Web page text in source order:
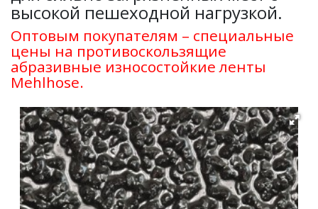
высокой пешеходной нагрузкой.
Оптовым покупателям – специальные
цены на противоскользящие
абразивные износостойкие ленты
Mehlhose.